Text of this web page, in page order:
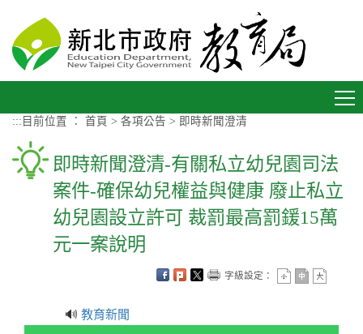
::: 目前位置 ： 首頁 > 各項公告 > 即時新聞澄清
即時新聞澄清-有關私立幼兒園司法
案件-確保幼兒權益與健康 廢止私立
幼兒園設立許可 裁罰最高罰鍰15萬
元一案說明
字級設定：
🔊 教育新聞